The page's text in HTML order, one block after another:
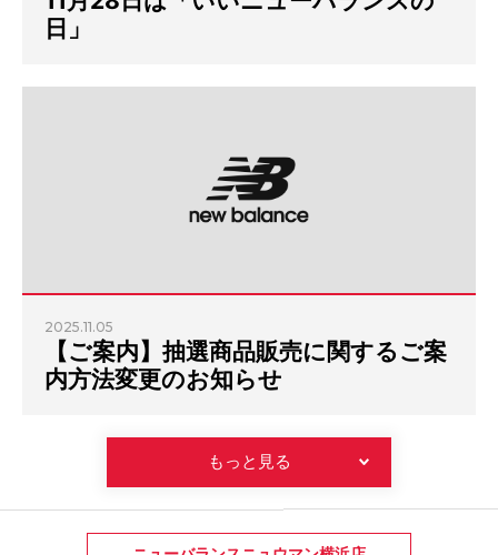
日」
2025.11.05
【ご案内】抽選商品販売に関するご案
内方法変更のお知らせ
もっと見る